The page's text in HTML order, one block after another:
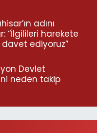
adını
“İlgilileri harekete
ediyoruz”
Devlet
neden takip